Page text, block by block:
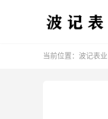
当前位置： 波记表业